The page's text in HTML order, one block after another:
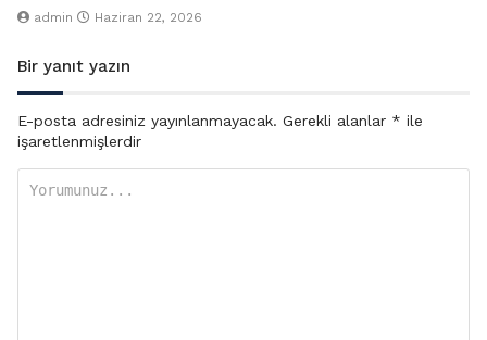
admin Haziran 22, 2026
Bir yanıt yazın
E-posta adresiniz yayınlanmayacak. Gerekli alanlar * ile
işaretlenmişlerdir